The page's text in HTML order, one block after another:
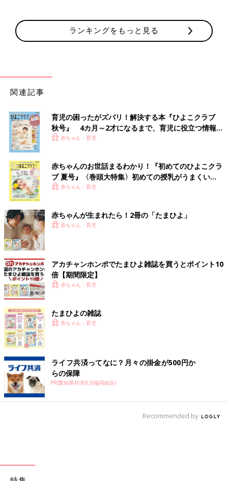
ランキングをもっと見る
関連記事
育児の困ったがズバリ！解決する本『ひよこクラブ
秋号』 4カ月～2才になるまで、育児に役立つ情報が
いっぱい！
赤ちゃん・育児
赤ちゃんのお世話まるわかり！『初めてのひよこクラ
ブ 夏号』〈巻頭大特集〉初めての授乳がうまくい
く！ おっぱい・ミルクの基本と夏のトラブル 解決テ
赤ちゃん・育児
赤ちゃんが生まれたら！2冊の「たまひよ」
赤ちゃん・育児
アカチャンホンポでたまひよ雑誌を買うとポイント10
倍【期間限定】
赤ちゃん・育児
たまひよの雑誌
赤ちゃん・育児
ライフ共済ってなに？月々の掛金が500円か
らの保障
PR(愛知県共済生活協同組合)
Recommended by